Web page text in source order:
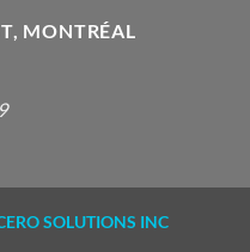
MONTRÉAL
SOLUTIONS INC